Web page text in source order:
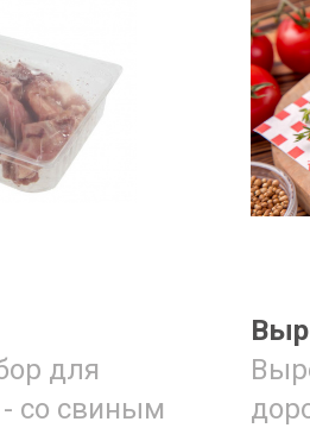
для
со свиным